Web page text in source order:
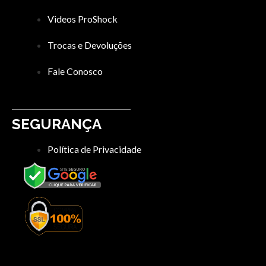
Videos ProShock
Trocas e Devoluções
Fale Conosco
SEGURANÇA
Política de Privacidade